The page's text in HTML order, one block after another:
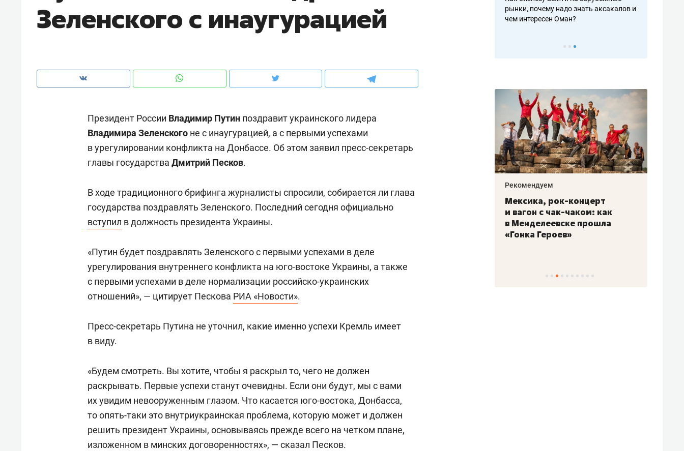
Зеленского с инаугурацией
Президент России Владимир Путин поздравит украинского лидера
Владимира Зеленского не с инаугурацией, а с первыми успехами
в урегулировании конфликта на Донбассе. Об этом заявил пресс-секретарь
главы государства Дмитрий Песков.
В ходе традиционного брифинга журналисты спросили, собирается ли глава
государства поздравлять Зеленского. Последний сегодня официально
вступил в должность президента Украины.
«Путин будет поздравлять Зеленского с первыми успехами в деле
урегулирования внутреннего конфликта на юго-востоке Украины, а также
с первыми успехами в деле нормализации российско-украинских
отношений», — цитирует Пескова РИА «Новости».
Пресс-секретарь Путина не уточнил, какие именно успехи Кремль имеет
в виду.
«Будем смотреть. Вы хотите, чтобы я раскрыл то, чего не должен
раскрывать. Первые успехи станут очевидны. Если они будут, мы с вами
их увидим невооруженным глазом. Что касается юго-востока, Донбасса,
то опять-таки это внутриукраинская проблема, которую может и должен
решить президент Украины, основываясь прежде всего на четком плане,
изложенном в минских договоренностях», — сказал Песков.
чем интересен Оман?
клиентах и чудных запросах мастеров
школьной формы о контрафакте,
налогах и развитии без кредитов
рынки, почему надо знать аксакалов и
чем интересен Оман?
Как ГК «МИР ГРУПП» и ВТБ
создают оазис жилого
комфорта под Казанью
150 камер до квартиры и Face
ID вместо ключа: какой будет
безопасность в ЖК «Нова»
природе, работа
Рекомендуем
Мексика, рок-концерт
и вагон с чак-чаком: как
в Менделеевске прошла
«Гонка Героев»